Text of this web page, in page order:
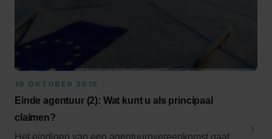
19 OKTOBER 2015
Einde agentuur (2): Wat kunt u als principaal
claimen?
Het eindigen van een agentuurovereenkomst gaat